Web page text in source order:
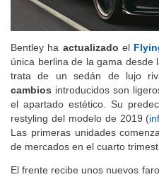
Bentley ha actualizado el
única berlina de la gama desde
trata de un sedán de lujo
cambios introducidos son
el apartado estético. Su
restyling del modelo de 2019 (
Las primeras unidades
de mercados en el cuarto
El frente recibe unos nuevos